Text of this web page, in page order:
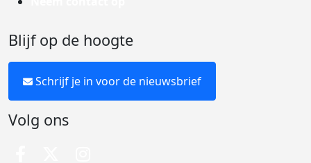
Blijf op de hoogte
Schrijf je in voor de nieuwsbrief
Volg ons